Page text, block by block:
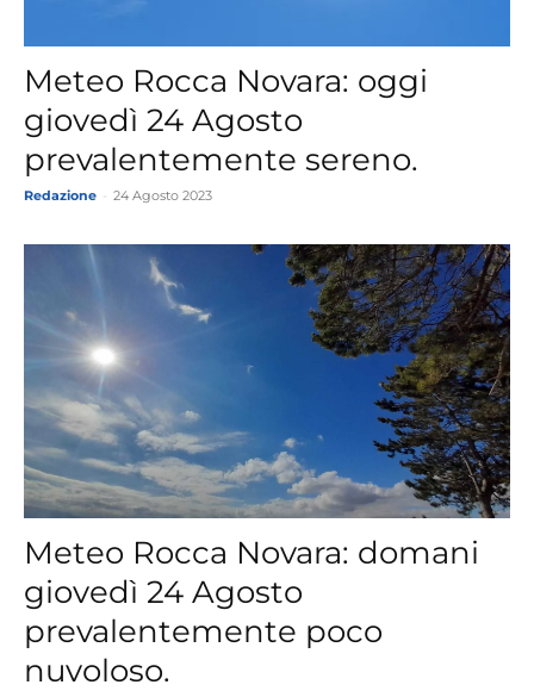
Meteo Rocca Novara: oggi
giovedì 24 Agosto
prevalentemente sereno.
Redazione 24 Agosto 2023
Meteo Rocca Novara: domani
giovedì 24 Agosto
prevalentemente poco
nuvoloso.